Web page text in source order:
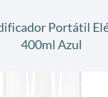
Portátil
400ml Azul